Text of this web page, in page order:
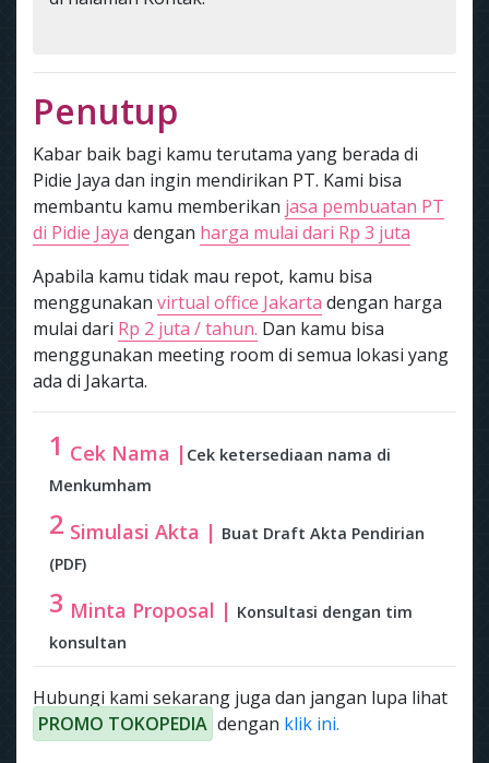
Penutup
Kabar baik bagi kamu terutama yang berada di
Pidie Jaya dan ingin mendirikan PT. Kami bisa
membantu kamu memberikan jasa pembuatan PT
di Pidie Jaya dengan harga mulai dari Rp 3 juta
Apabila kamu tidak mau repot, kamu bisa
menggunakan virtual office Jakarta dengan harga
mulai dari Rp 2 juta / tahun. Dan kamu bisa
menggunakan meeting room di semua lokasi yang
ada di Jakarta.
1 Cek Nama | Cek ketersediaan nama di
Menkumham
2 Simulasi Akta | Buat Draft Akta Pendirian
(PDF)
3 Minta Proposal | Konsultasi dengan tim
konsultan
Hubungi kami sekarang juga dan jangan lupa lihat
PROMO TOKOPEDIA dengan klik ini.